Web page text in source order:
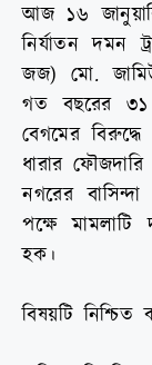
আজ ১৬
নির্যাতন দমন
জজ) মো.
গত বছরের ৩১
বেগমের
ধারার
নগরের
পক্ষে
হক।
বিষয়টি